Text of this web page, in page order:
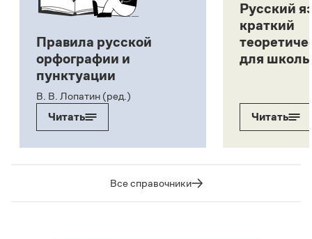
Правила русской
орфографии и
пунктуации
В. В. Лопатин (ред.)
Читать
Русский
краткий
для
Читать
Все справочники